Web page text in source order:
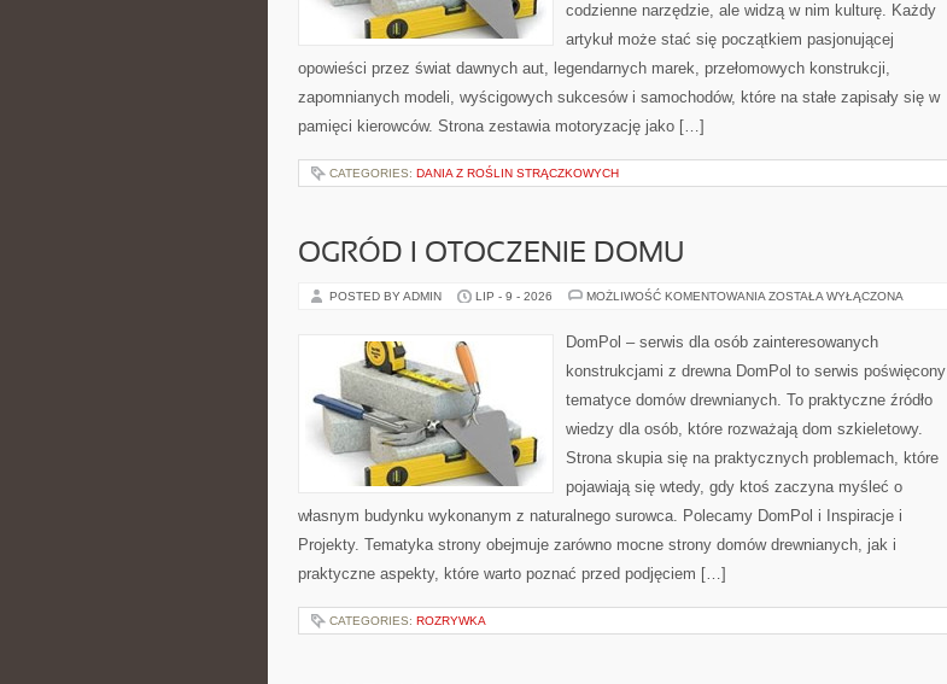
codzienne narzędzie, ale widzą w nim kulturę. Każdy
artykuł może stać się początkiem pasjonującej
opowieści przez świat dawnych aut, legendarnych marek, przełomowych konstrukcji,
zapomnianych modeli, wyścigowych sukcesów i samochodów, które na stałe zapisały się w
pamięci kierowców. Strona zestawia motoryzację jako […]
CATEGORIES: DANIA Z ROŚLIN STRĄCZKOWYCH
OGRÓD I OTOCZENIE DOMU
POSTED BY ADMIN LIP - 9 - 2026 MOŻLIWOŚĆ KOMENTOWANIA OGRÓD
DOMU
ZOSTAŁA WYŁĄCZONA
DomPol – serwis dla osób zainteresowanych
konstrukcjami z drewna DomPol to serwis poświęcony
tematyce domów drewnianych. To praktyczne źródło
wiedzy dla osób, które rozważają dom szkieletowy.
Strona skupia się na praktycznych problemach, które
pojawiają się wtedy, gdy ktoś zaczyna myśleć o
własnym budynku wykonanym z naturalnego surowca. Polecamy DomPol i Inspiracje i
Projekty. Tematyka strony obejmuje zarówno mocne strony domów drewnianych, jak i
praktyczne aspekty, które warto poznać przed podjęciem […]
CATEGORIES: ROZRYWKA